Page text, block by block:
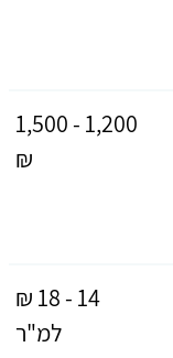
1,200 - 1,500
₪
14 - 18 ₪
למ"ר